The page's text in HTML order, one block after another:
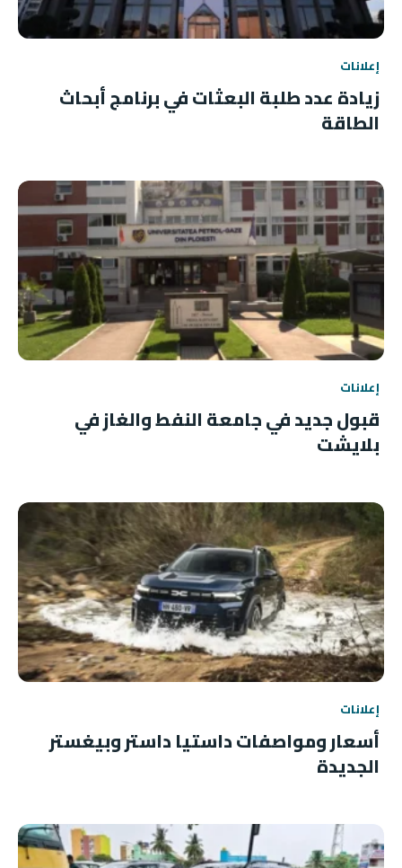
إعلانات
زيادة عدد طلبة البعثات في برنامج أبحاث
الطاقة
إعلانات
قبول جديد في جامعة النفط والغاز في
بلايشت
إعلانات
أسعار ومواصفات داستيا داستر وبيغستر
الجديدة